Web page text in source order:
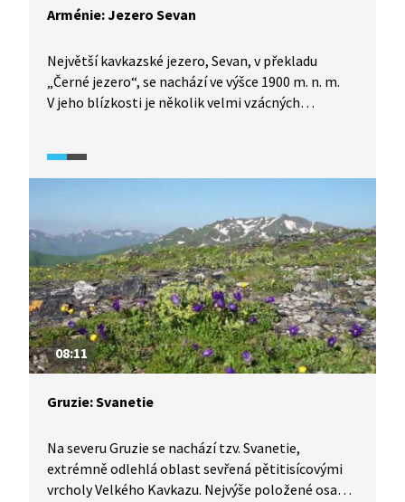
Arménie: Jezero Sevan
Největší kavkazské jezero, Sevan, v překladu
„Černé jezero“, se nachází ve výšce 1900 m. n. m.
V jeho blízkosti je několik velmi vzácných
církve. V dobách Sovětského svazu však došlo
okolí jezera je tak pro milovníky historických
památek skutečným skvostem.
08:11
Gruzie: Svanetie
Na severu Gruzie se nachází tzv. Svanetie,
extrémně odlehlá oblast sevřená pětitisícovými
vrcholy Velkého Kavkazu. Nejvýše položené osady